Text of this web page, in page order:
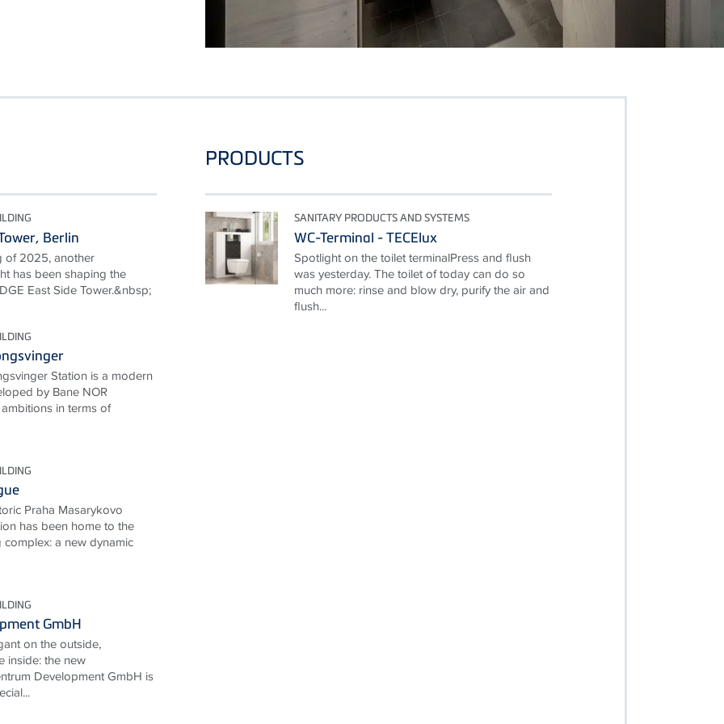
Berlin
of 2025, another
has been shaping the
East Side Tower.&nbsp;
Station is a modern
by Bane NOR
in terms of
Praha Masarykovo
has been home to the
a new dynamic
GmbH
on the outside,
inside: the new
Development GmbH is
PRODUCTS
SANITARY PRODUCTS AND SYSTEMS
WC-Terminal - TECElux
Spotlight on the toilet terminalPress and flush
was yesterday. The toilet of today can do so
much more: rinse and blow dry, purify the air and
flush...